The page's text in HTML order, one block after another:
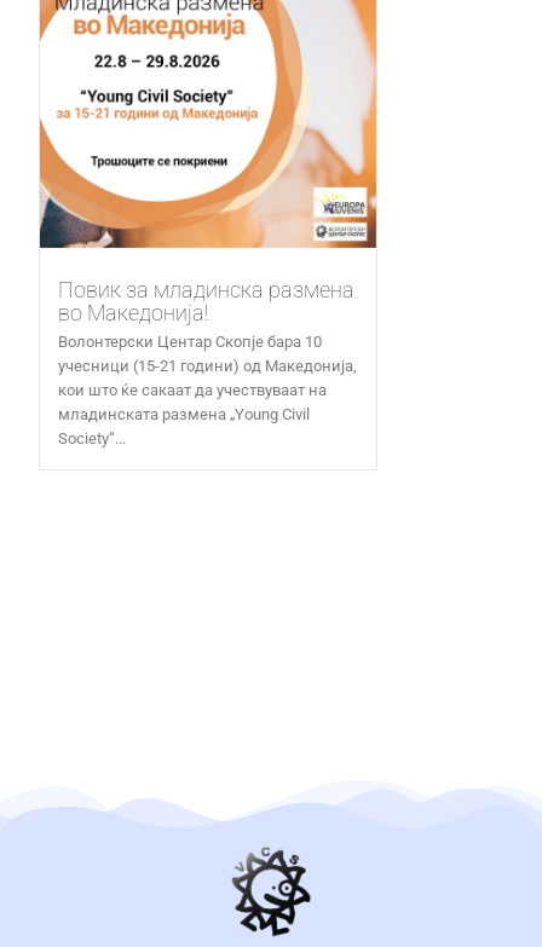
Повик за младинска размена
во Македонија!
Волонтерски Центар Скопје бара 10
учесници (15-21 години) од Македонија,
кои што ќе сакаат да учествуваат на
младинската размена „Young Civil
Society“...